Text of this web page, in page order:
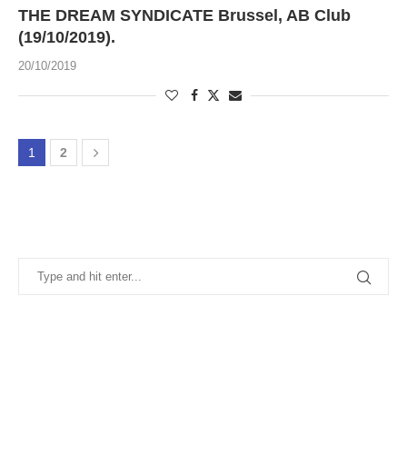
THE DREAM SYNDICATE Brussel, AB Club
(19/10/2019).
20/10/2019
1 2